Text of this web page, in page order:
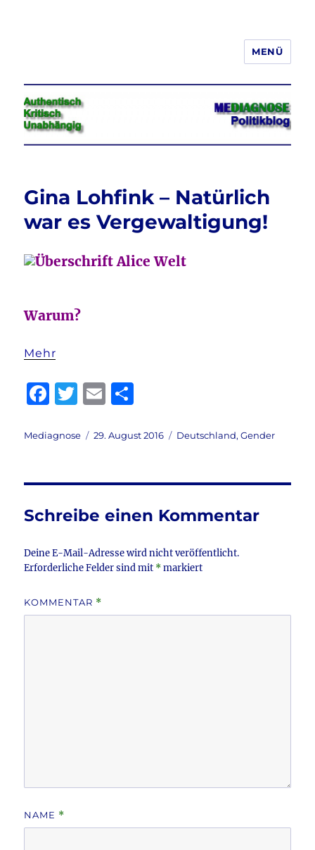
Jeder hat das Recht, seine
Meinung in Wort, Schrift und Bild
frei zu äußern und zu verbreiten
MENÜ
Gina Lohfink – Natürlich
war es Vergewaltigung!
Warum?
Mehr
F
c
b
o
o
k
T
it
r
E
ai le
Autor
Mediagnose
Veröffentlicht
29. August 2016 Kategorien
Deutschland,Gender
Schreibe einen Kommentar
Deine E-Mail-Adresse wird nicht veröffentlicht.
Erforderliche Felder sind mit *markiert
KOMMENTAR *
NAME *